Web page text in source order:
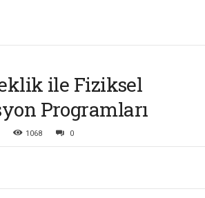
ile Fiziksel
Programları
1068 0